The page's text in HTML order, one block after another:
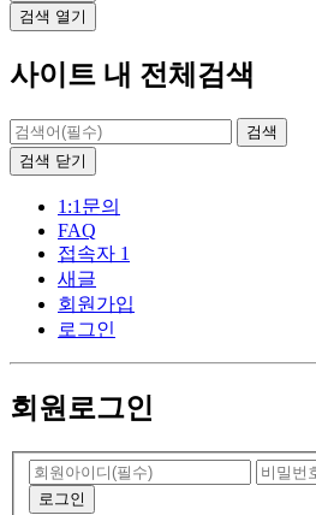
검색 열기
사이트 내 전체검색
검색 닫기
1:1문의
FAQ
접속자 1
새글
회원가입
로그인
회원로그인